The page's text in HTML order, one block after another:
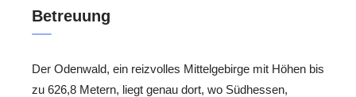
Betreuung
Der Odenwald, ein reizvolles Mittelgebirge mit Höhen bis
zu 626,8 Metern, liegt genau dort, wo Südhessen,